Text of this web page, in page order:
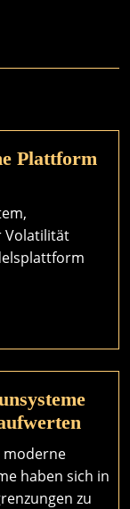
Plattform
Volatilität
moderne
haben sich in
zu